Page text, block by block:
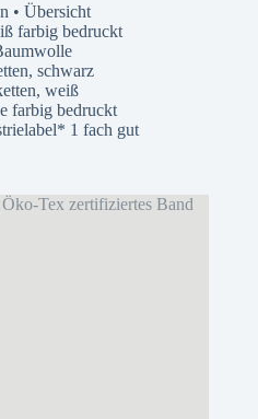
• Übersicht
farbig bedruckt
schwarz
weiß
farbig bedruckt
1 fach gut